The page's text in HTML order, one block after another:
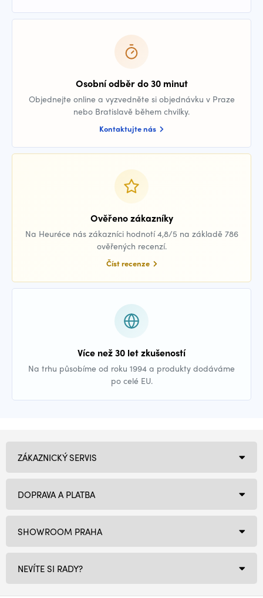
Osobní odběr do 30 minut
Objednejte online a vyzvedněte si objednávku v Praze
nebo Bratislavě během chvilky.
Kontaktujte nás
Ověřeno zákazníky
Na Heuréce nás zákazníci hodnotí 4,8/5 na základě 786
ověřených recenzí.
Číst recenze
Více než 30 let zkušeností
Na trhu působíme od roku 1994 a produkty dodáváme
po celé EU.
SHOWROOM PRAHA
NEVÍTE SI RADY?
ZÁKAZNICKÝ SERVIS
DOPRAVA A PLATBA